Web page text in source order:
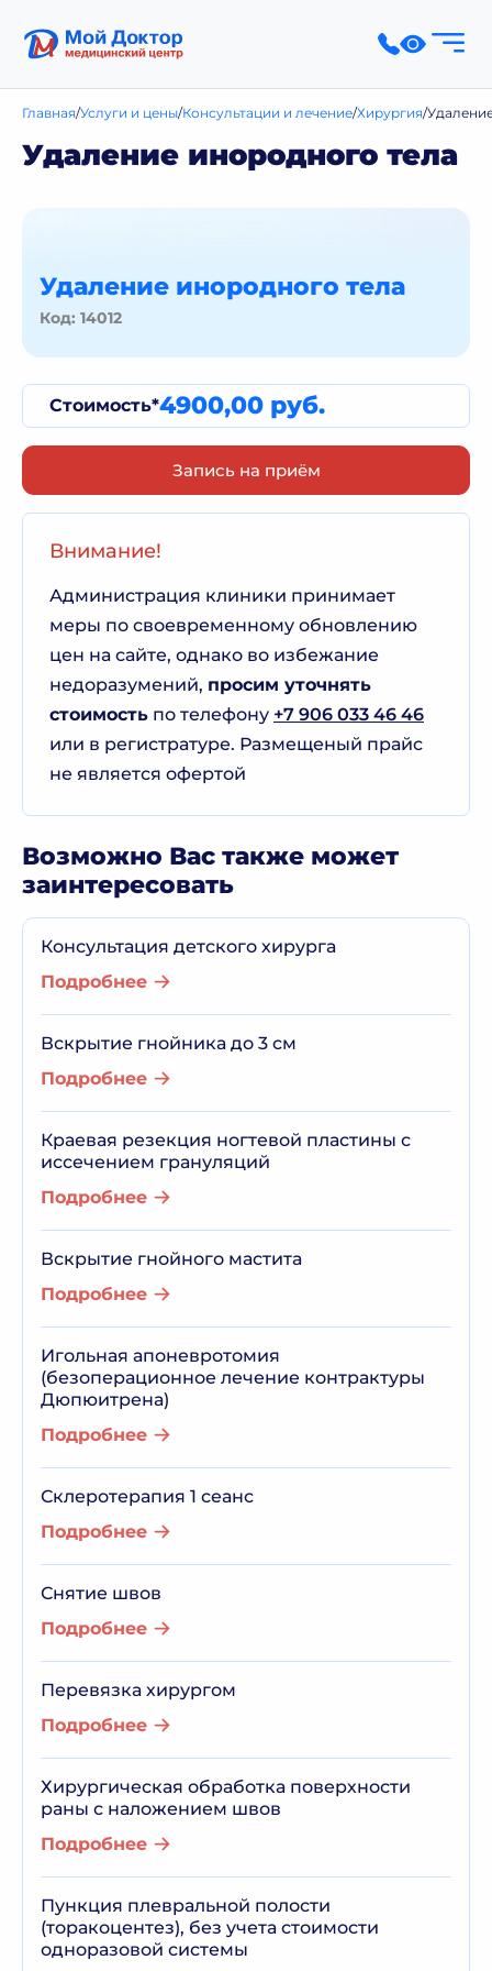
Главная Услуги и цены Консультации и лечение Хирургия
Удаление инородного тела
Удаление инородного тела
Код: 14012
Стоимость*4900,00 руб.
Запись на приём
Внимание!
Администрация клиники принимает
меры по своевременному обновлению
цен на сайте, однако во избежание
недоразумений, просим уточнять
стоимость по телефону +7 906 033 46 46
или в регистратуре. Размещеный прайс
не является офертой
Возможно Вас также может
заинтересовать
Консультация детского хирурга
Подробнее
Вскрытие гнойника до 3 см
Подробнее
Краевая резекция ногтевой пластины с
иссечением грануляций
Подробнее
Вскрытие гнойного мастита
Подробнее
Игольная апоневротомия
(безоперационное лечение контрактуры
Дюпюитрена)
Подробнее
Склеротерапия 1 сеанс
Подробнее
Снятие швов
Подробнее
Перевязка хирургом
Подробнее
Хирургическая обработка поверхности
раны с наложением швов
Подробнее
Пункция плевральной полости
(торакоцентез), без учета стоимости
одноразовой системы